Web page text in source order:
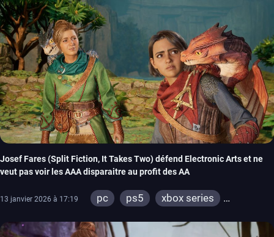
Josef Fares (Split Fiction, It Takes Two) défend Electronic Arts et ne
veut pas voir les AAA disparaitre au profit des AA
13 janvier 2026 à 17:19 pc ps5
xbox series